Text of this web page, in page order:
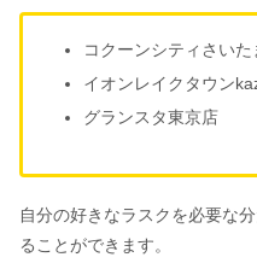
コクーンシティさい
イオンレイクタウン
グランスタ東京店
自分の好きなラスクを必要な
ることができます。